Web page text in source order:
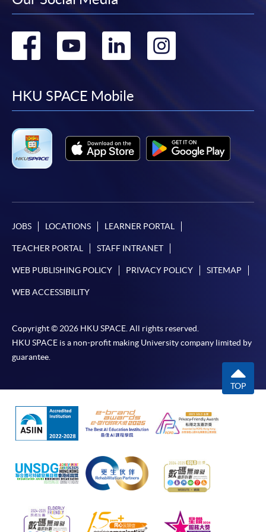
繳費靈網上服務- 申請人須先開立繳費靈戶口及設
定繳費靈網上密碼。有關如何申請繳費靈戶口及密
碼，請瀏覽繳費靈網址
http://www.ppshk.com
*信用咭網上繳費服務
*香港大學專業進修學院Mastercard卡 持有人如欲享用十個
月免息分期付款優惠，必須親臨本學院設有報名服務的教
申請/報讀指南 :
- 短期課程
報讀同一學歷頒授課程內其他單元
個別課程為須報讀同一學歷頒授課程及其他單元或繳
交下期學費的學員，提供網上服務，如學員就讀的課
網上支付可通過「繳費靈」(PPS) (不適用於手機)、
VISA 或 Mastercard、「微信支付」(Online WeChat
Pay) 、「支付寶」(Online Alipay) 或 「轉數快」(FPS)
親身報名/郵遞
Go
facebook
Go
youtube
Go
linkedin
HKU SPACE Mobile
JOBS LOCATIONS LEARNER PORTAL
TEACHER PORTAL STAFF INTRANET
WEB PUBLISHING POLICY PRIVACY POLICY SITEMAP
WEB ACCESSIBILITY
Copyright © 2026 HKU SPACE. All rights reserved.
HKU SPACE is a non-profit making University company limited by
guarantee.
TOP